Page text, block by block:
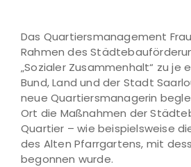
Das Quartiersmanagement
Rahmen des
„Sozialer Zusammenhalt“ zu je
Bund, Land und der Stadt
neue Quartiersmanagerin
Ort die Maßnahmen der
Quartier – wie beispielsweise
des Alten Pfarrgartens, mit
begonnen wurde.